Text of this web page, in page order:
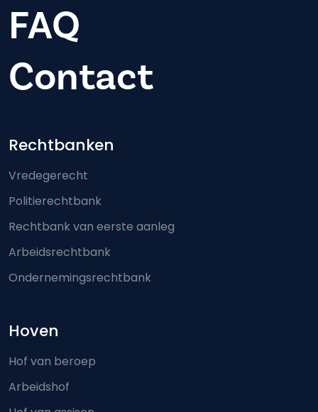
FAQ
Contact
Footer-menu
Rechtbanken
Vredegerecht
Politierechtbank
Rechtbank van eerste aanleg
Arbeidsrechtbank
Ondernemingsrechtbank
Hoven
Hof van beroep
Arbeidshof